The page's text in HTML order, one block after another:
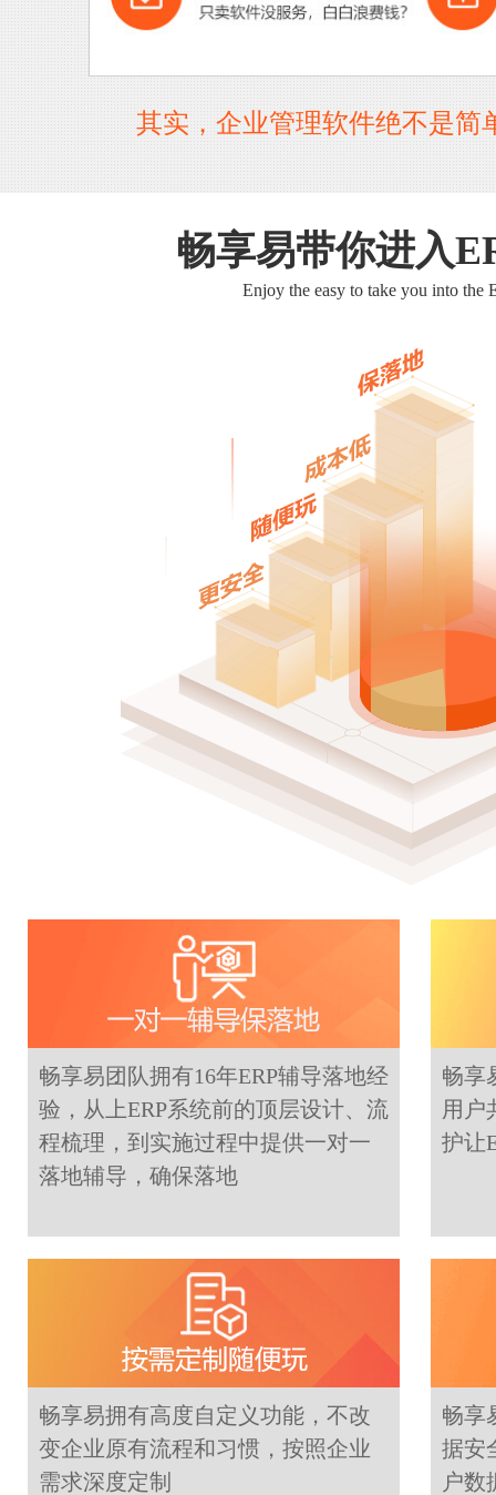
其实，企业管理软件绝不是
畅享易带你进入
Enjoy the easy to take you into the
畅享易团队拥有16年ERP辅导落地经
验，从上ERP系统前的顶层设计、流
程梳理，到实施过程中提供一对一
落地辅导，确保落地
畅享
用户
护让
畅享易拥有高度自定义功能，不改
变企业原有流程和习惯，按照企业
需求深度定制
畅享
据安
户数